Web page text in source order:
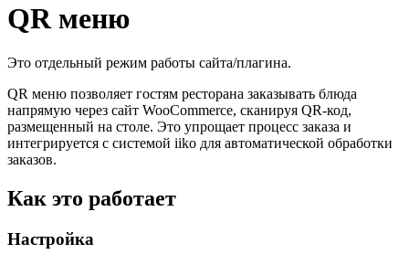
QR меню
Это отдельный режим работы сайта/плагина.
QR меню позволяет гостям ресторана заказывать блюда
напрямую через сайт WooCommerce, сканируя QR-код,
размещенный на столе. Это упрощает процесс заказа и
интегрируется с системой iiko для автоматической обработки
заказов.
Как это работает
Настройка